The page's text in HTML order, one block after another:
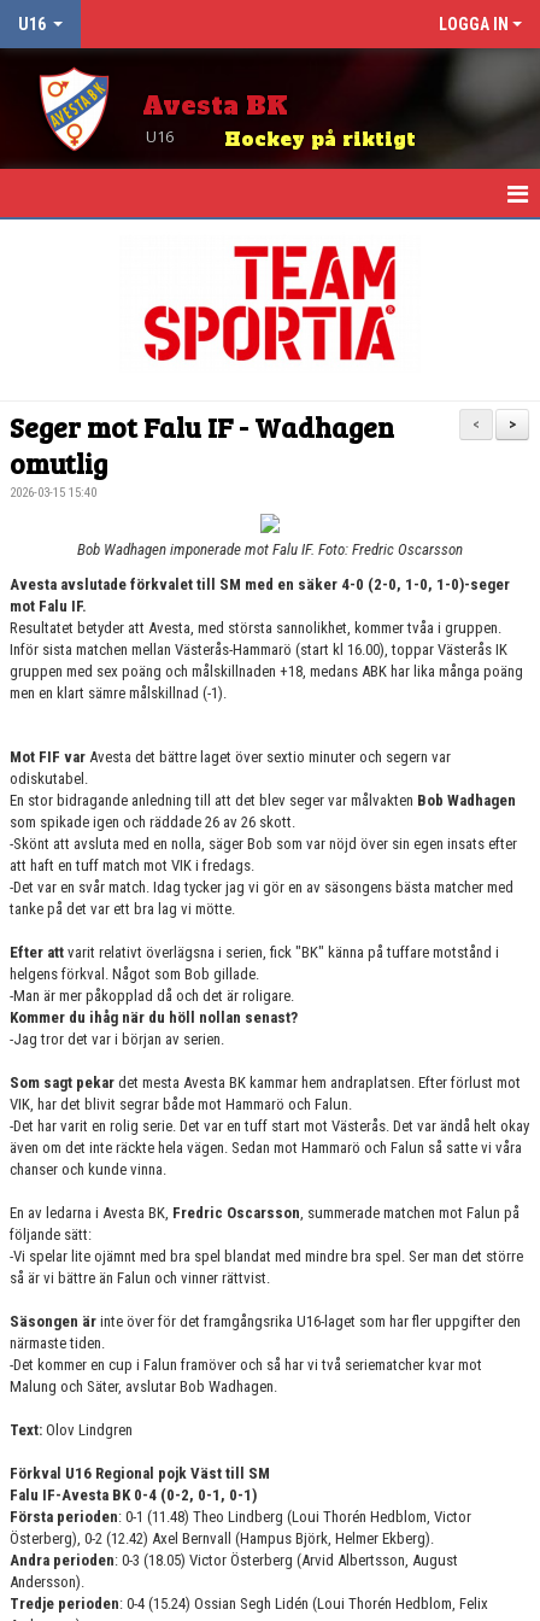
U16 LOGGA IN
Avesta BK
Hockey på riktigt
U16
TRUPPEN
BILDGALLERI
DOKUMENT
KONTAKT
>
<
Seger mot Falu IF - Wadhagen
omutlig
2026-03-15 15:40
Bob Wadhagen imponerade mot Falu IF. Foto: Fredric Oscarsson
Avesta avslutade förkvalet till SM med en säker 4-0 (2-0, 1-0, 1-0)-seger
mot Falu IF.
Resultatet betyder att Avesta, med största sannolikhet, kommer tvåa i gruppen.
Inför sista matchen mellan Västerås-Hammarö (start kl 16.00), toppar Västerås IK
gruppen med sex poäng och målskillnaden +18, medans ABK har lika många poäng
men en klart sämre målskillnad (-1).
Mot FIF var Avesta det bättre laget över sextio minuter och segern var
odiskutabel.
En stor bidragande anledning till att det blev seger var målvakten Bob Wadhagen
som spikade igen och räddade 26 av 26 skott.
-Skönt att avsluta med en nolla, säger Bob som var nöjd över sin egen insats efter
att haft en tuff match mot VIK i fredags.
-Det var en svår match. Idag tycker jag vi gör en av säsongens bästa matcher med
tanke på det var ett bra lag vi mötte.
Efter att varit relativt överlägsna i serien, fick "BK" känna på tuffare motstånd i
helgens förkval. Något som Bob gillade.
-Man är mer påkopplad då och det är roligare.
Kommer du ihåg när du höll nollan senast?
-Jag tror det var i början av serien.
Som sagt pekar det mesta Avesta BK kammar hem andraplatsen. Efter förlust mot
VIK, har det blivit segrar både mot Hammarö och Falun.
-Det har varit en rolig serie. Det var en tuff start mot Västerås. Det var ändå helt okay
även om det inte räckte hela vägen. Sedan mot Hammarö och Falun så satte vi våra
chanser och kunde vinna.
En av ledarna i Avesta BK, Fredric Oscarsson, summerade matchen mot Falun på
följande sätt:
-Vi spelar lite ojämnt med bra spel blandat med mindre bra spel. Ser man det större
så är vi bättre än Falun och vinner rättvist.
Säsongen är inte över för det framgångsrika U16-laget som har fler uppgifter den
närmaste tiden.
-Det kommer en cup i Falun framöver och så har vi två seriematcher kvar mot
Malung och Säter, avslutar Bob Wadhagen.
Text: Olov Lindgren
Förkval U16 Regional pojk Väst till SM
Falu IF-Avesta BK 0-4 (0-2, 0-1, 0-1)
Första perioden: 0-1 (11.48) Theo Lindberg (Loui Thorén Hedblom, Victor
Österberg), 0-2 (12.42) Axel Bernvall (Hampus Björk, Helmer Ekberg).
Andra perioden: 0-3 (18.05) Victor Österberg (Arvid Albertsson, August
Andersson).
Tredje perioden: 0-4 (15.24) Ossian Segh Lidén (Loui Thorén Hedblom, Felix